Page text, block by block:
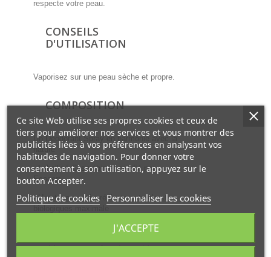
respecte votre peau.
CONSEILS
D'UTILISATION
Vaporisez sur une peau sèche et propre.
COMPOSITION
Un Déodorant Spray en harmonie avec la
nature
- Labellisé Cosmébio et certifié par
Ecocert
- Une teneur en ingrédients naturels et
- Sans paraben ni phenoxyethanol, sans
synthèse, sans parfum de synthèse
Ce site Web utilise ses propres cookies et ceux de
tiers pour améliorer nos services et vous montrer des
publicités liées à vos préférences en analysant vos
habitudes de navigation. Pour donner votre
consentement à son utilisation, appuyez sur le
bouton Accepter.
Politique de cookies Personnaliser les cookies
J'ACCEPTE